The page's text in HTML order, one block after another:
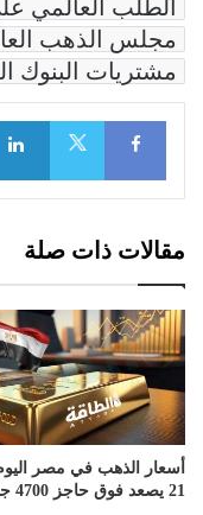
الطلب العالمي
مجلس الذهب
مشتريات البنوك
Facebook
مقالات ذات صلة
أسعار الذهب في مصر
21 يصعد فوق حاجز 4700 جنيه